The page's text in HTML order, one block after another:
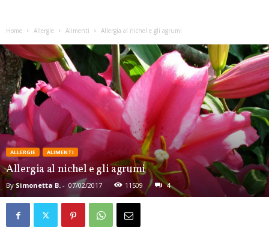
Home Allergie Alimenti Allergia al nichel e gli agrumi
ALLERGIE ALIMENTI
Allergia al nichel e gli agrumi
By Simonetta B. - 07/02/2017 11509 4